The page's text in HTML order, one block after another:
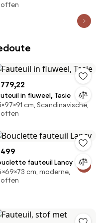
chenille, AMAD
in fluweel, Tasie
cm, Scandinavische,
fauteuil Lancy
cm, moderne,